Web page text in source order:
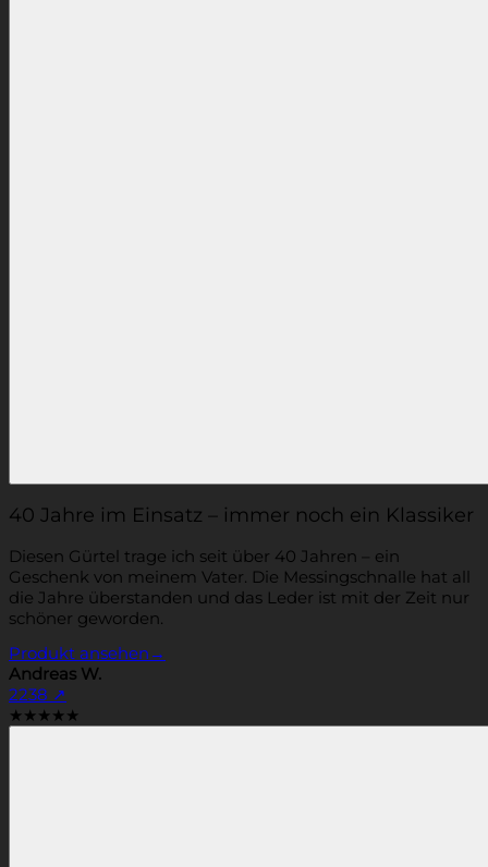
40 Jahre im Einsatz – immer noch ein Klassiker
Diesen Gürtel trage ich seit über 40 Jahren – ein
Geschenk von meinem Vater. Die Messingschnalle hat all
die Jahre überstanden und das Leder ist mit der Zeit nur
schöner geworden.
Produkt ansehen →
Andreas W.
2238 ↗
★★★★★